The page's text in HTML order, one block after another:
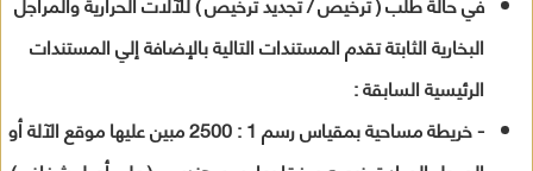
البخارية الثابتة تقدم المستندات التالية بالإضافة إلي المستندات
الرئيسية السابقة :
- خريطة مساحية بمقياس رسم 1 : 2500 مبين عليها موقع الآلة أو